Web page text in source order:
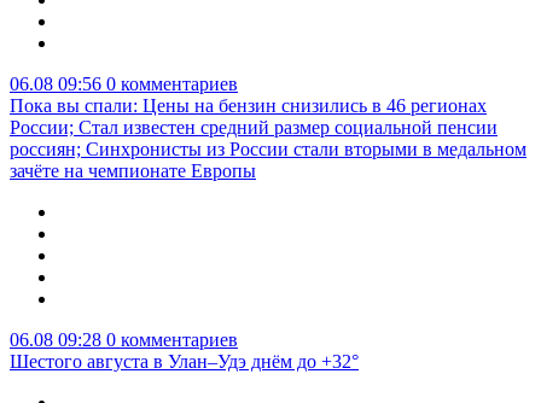
06.08 09:56 0 комментариев
Пока вы спали: Цены на бензин снизились в 46 регионах
России; Стал известен средний размер социальной пенсии
россиян; Синхронисты из России стали вторыми в медальном
зачёте на чемпионате Европы
06.08 09:28 0 комментариев
Шестого августа в Улан–Удэ днём до +32°